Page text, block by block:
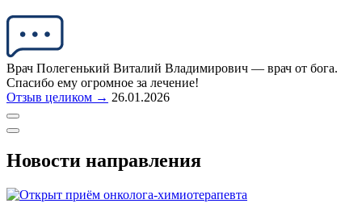
Врач Полегенький Виталий Владимирович — врач от бога.
Спасибо ему огромное за лечение!
Отзыв целиком → 26.01.2026
Новости направления